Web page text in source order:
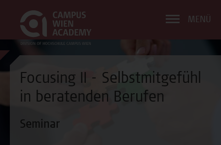
MENÜ
Focusing II - Selbstmitgefühl
in beratenden Berufen
Seminar